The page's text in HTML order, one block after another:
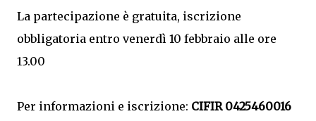
La partecipazione è gratuita, iscrizione
obbligatoria entro venerdì 10 febbraio alle ore
13.00
Per informazioni e iscrizione: CIFIR 0425460016